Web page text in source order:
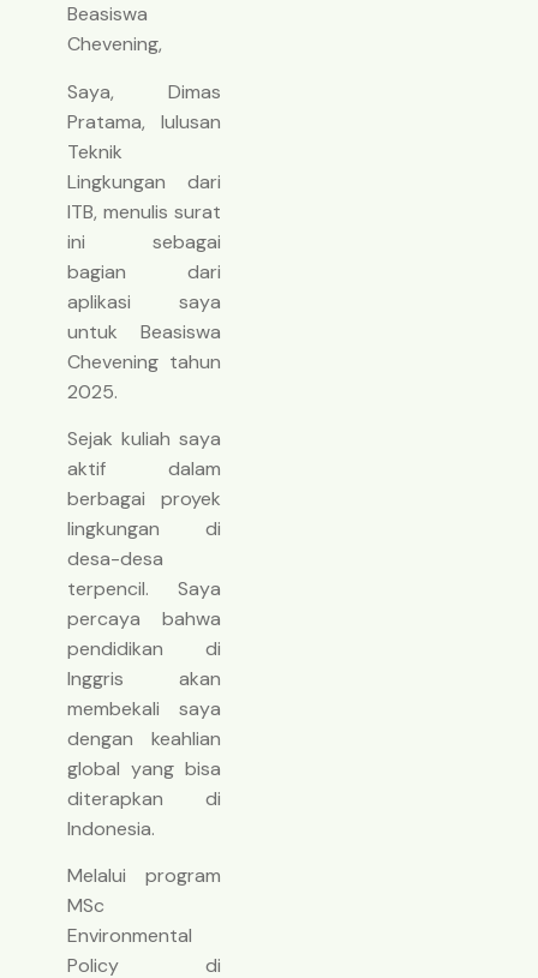
Beasiswa
Chevening,
Saya, Dimas
Pratama, lulusan
Teknik
Lingkungan dari
ITB, menulis surat
ini sebagai
bagian dari
aplikasi saya
untuk Beasiswa
Chevening tahun
2025.
Sejak kuliah saya
aktif dalam
berbagai proyek
lingkungan di
desa-desa
terpencil. Saya
percaya bahwa
pendidikan di
Inggris akan
membekali saya
dengan keahlian
global yang bisa
diterapkan di
Indonesia.
Melalui program
MSc
Environmental
Policy di